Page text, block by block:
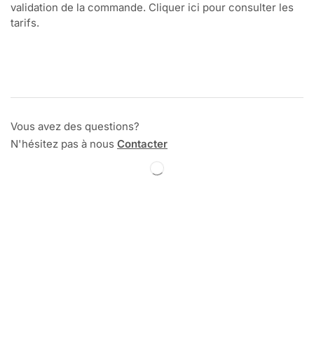
validation de la commande. Cliquer ici pour consulter les
tarifs.
Vous avez des questions?
N'hésitez pas à nous Contacter